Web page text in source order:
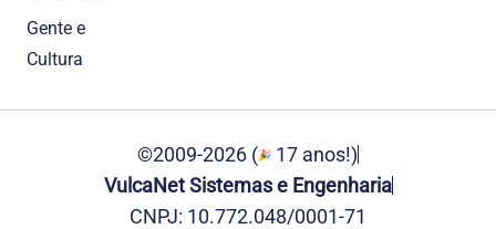
Gente e
Cultura
©2009-2026 (
17 anos!)
VulcaNet Sistemas e Engenharia
CNPJ: 10.772.048/0001-71